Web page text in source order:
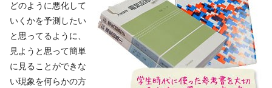
どのように悪化して
いくかを予測したい
と思ってるように、
見ようと思って簡単
に見ることができな
い現象を何らかの方